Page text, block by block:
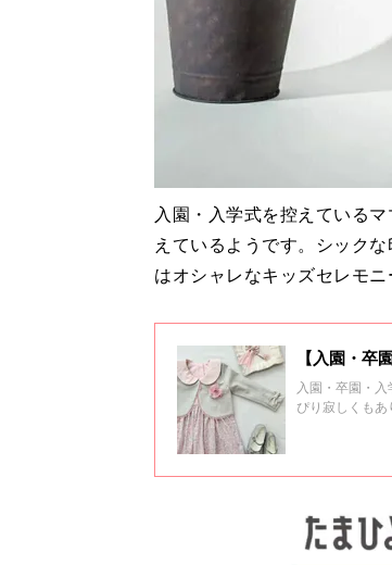
入園・入学式を控えている
えているようです。シック
はオシャレなキッズセレモニ
【入園・
入園・卒園・
ぴり寂しくも